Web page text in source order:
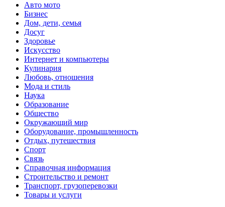
Авто мото
Бизнес
Дом, дети, семья
Досуг
Здоровье
Искусство
Интернет и компьютеры
Кулинария
Любовь, отношения
Мода и стиль
Наука
Образование
Общество
Окружающий мир
Оборудование, промышленность
Отдых, путешествия
Спорт
Связь
Справочная информация
Строительство и ремонт
Транспорт, грузоперевозки
Товары и услуги